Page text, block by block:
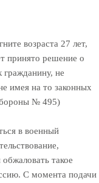
возраста 27 лет,
принято решение о
гражданину, не
имея на то законных
№ 495)
в военный
такое
С момента подачи